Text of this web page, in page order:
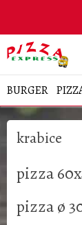
BURGER
krabice
pizza
pizza ø